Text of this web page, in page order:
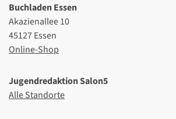
Buchladen Essen
Akazienallee 10
45127 Essen
Online-Shop
Jugendredaktion Salon5
Alle Standorte